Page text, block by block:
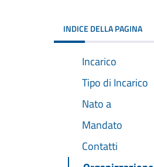
INDICE DELLA PAGINA
Incarico
Tipo di Incarico
Nato a
Mandato
Contatti